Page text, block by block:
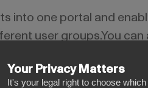
Your Privacy Matters
It's your legal right to choose
into one portal and
user groups.You
extra features without
costs and coding skills.